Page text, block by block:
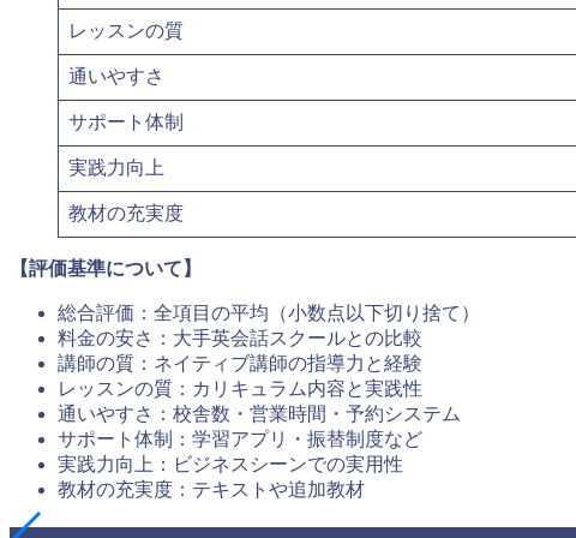
レッスンの質
通いやすさ
サポート体制
実践力向上
教材の充実度
【評価基準について】
総合評価：全項目の平均（小数点以下切り捨て）
料金の安さ：大手英会話スクールとの比較
講師の質：ネイティブ講師の指導力と経験
レッスンの質：カリキュラム内容と実践性
通いやすさ：校舎数・営業時間・予約システム
サポート体制：学習アプリ・振替制度など
実践力向上：ビジネスシーンでの実用性
教材の充実度：テキストや追加教材